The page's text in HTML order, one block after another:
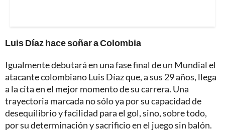
Luis Díaz hace soñar a Colombia
Igualmente debutará en una fase final de un Mundial el
atacante colombiano Luis Díaz que, a sus 29 años, llega
a la cita en el mejor momento de su carrera. Una
trayectoria marcada no sólo ya por su capacidad de
desequilibrio y facilidad para el gol, sino, sobre todo,
por su determinación y sacrificio en el juego sin balón.